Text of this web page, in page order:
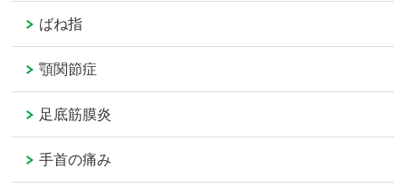
ばね指
顎関節症
足底筋膜炎
手首の痛み